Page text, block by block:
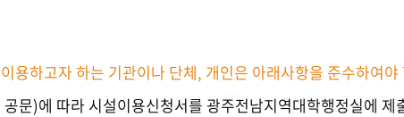
용하고자 하는 기관이나 단체, 개인은 아래사항을 준수하여야
문)에 따라 시설이용신청서를 광주전남지역대학행정실에 제